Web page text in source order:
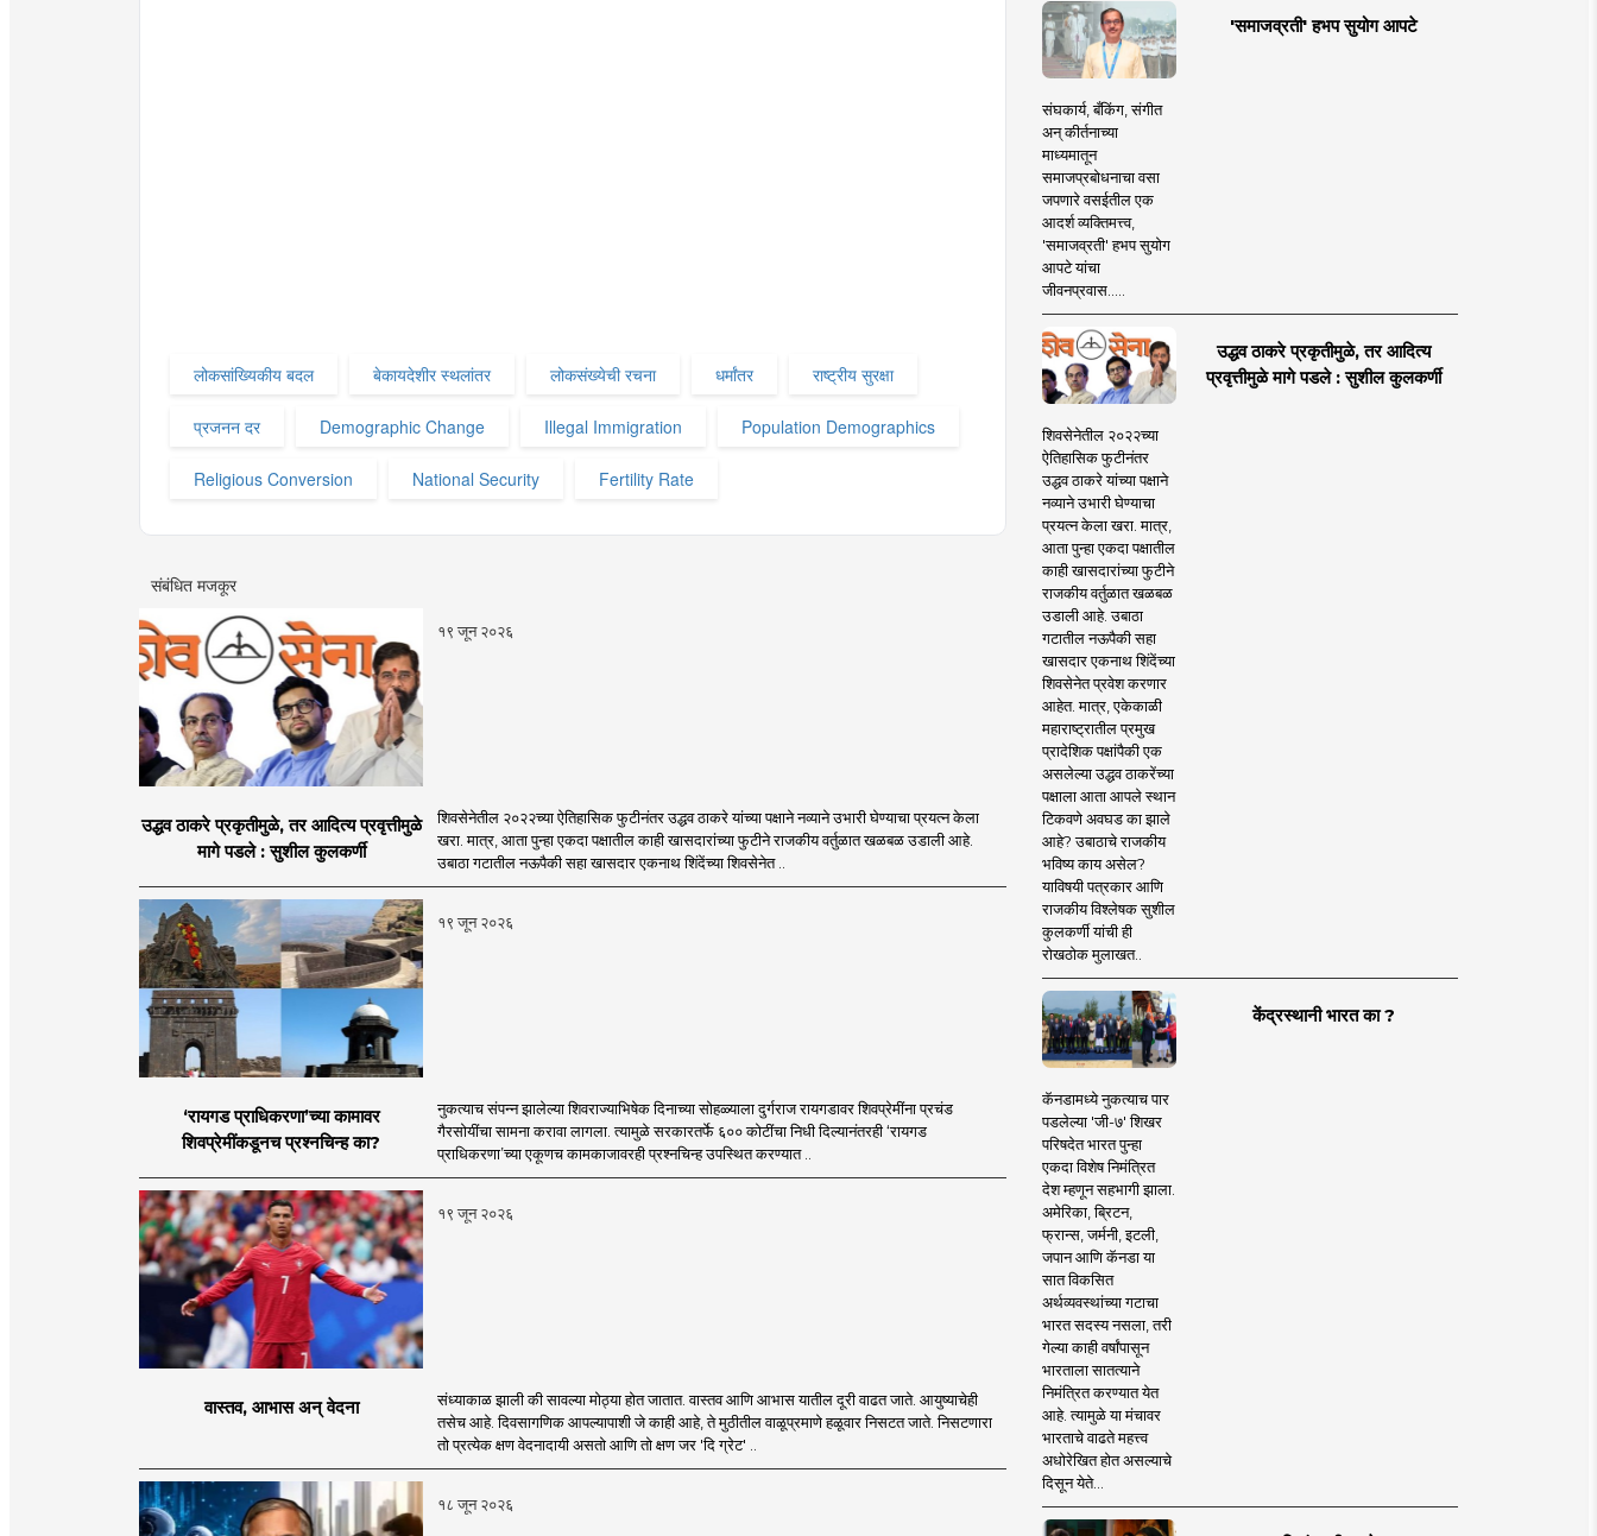
लोकसांख्यिकीय बदल बेकायदेशीर स्थलांतर लोकसंख्येची रचना धर्मांतर राष्ट्रीय सुरक्षा
प्रजनन दर Demographic Change Illegal Immigration Population Demographics
Religious Conversion National Security Fertility Rate
संबंधित मजकूर
१९ जून २०२६
उद्धव ठाकरे प्रकृतीमुळे, तर आदित्य प्रवृत्तीमुळे
मागे पडले : सुशील कुलकर्णी
शिवसेनेतील २०२२च्या ऐतिहासिक फुटीनंतर उद्धव ठाकरे यांच्या पक्षाने नव्याने उभारी घेण्याचा प्रयत्न केला
खरा. मात्र, आता पुन्हा एकदा पक्षातील काही खासदारांच्या फुटीने राजकीय वर्तुळात खळबळ उडाली आहे.
उबाठा गटातील नऊपैकी सहा खासदार एकनाथ शिंदेंच्या शिवसेनेत ..
१९ जून २०२६
‘रायगड प्राधिकरणा’च्या कामावर
शिवप्रेमींकडूनच प्रश्नचिन्ह का?
नुकत्याच संपन्न झालेल्या शिवराज्याभिषेक दिनाच्या सोहळ्याला दुर्गराज रायगडावर शिवप्रेमींना प्रचंड
गैरसोयींचा सामना करावा लागला. त्यामुळे सरकारतर्फे ६०० कोटींचा निधी दिल्यानंतरही ‘रायगड
प्राधिकरणा’च्या एकूणच कामकाजावरही प्रश्नचिन्ह उपस्थित करण्यात ..
१९ जून २०२६
वास्तव, आभास अन् वेदना
संध्याकाळ झाली की सावल्या मोठ्या होत जातात. वास्तव आणि आभास यातील दूरी वाढत जाते. आयुष्याचेही
तसेच आहे. दिवसागणिक आपल्यापाशी जे काही आहे, ते मुठीतील वाळूप्रमाणे हळूवार निसटत जाते. निसटणारा
तो प्रत्येक क्षण वेदनादायी असतो आणि तो क्षण जर 'दि ग्रेट' ..
१८ जून २०२६
'समाजव्रती' हभप सुयोग आपटे
संघकार्य, बँकिंग, संगीत
अन् कीर्तनाच्या
माध्यमातून
समाजप्रबोधनाचा वसा
जपणारे वसईतील एक
आदर्श व्यक्तिमत्त्व,
'समाजव्रती' हभप सुयोग
आपटे यांचा
जीवनप्रवास.....
उद्धव ठाकरे प्रकृतीमुळे, तर आदित्य
प्रवृत्तीमुळे मागे पडले : सुशील कुलकर्णी
शिवसेनेतील २०२२च्या
ऐतिहासिक फुटीनंतर
उद्धव ठाकरे यांच्या पक्षाने
नव्याने उभारी घेण्याचा
प्रयत्न केला खरा. मात्र,
आता पुन्हा एकदा पक्षातील
काही खासदारांच्या फुटीने
राजकीय वर्तुळात खळबळ
उडाली आहे. उबाठा
गटातील नऊपैकी सहा
खासदार एकनाथ शिंदेंच्या
शिवसेनेत प्रवेश करणार
आहेत. मात्र, एकेकाळी
महाराष्ट्रातील प्रमुख
प्रादेशिक पक्षांपैकी एक
असलेल्या उद्धव ठाकरेंच्या
पक्षाला आता आपले स्थान
टिकवणे अवघड का झाले
आहे? उबाठाचे राजकीय
भविष्य काय असेल?
याविषयी पत्रकार आणि
राजकीय विश्लेषक सुशील
कुलकर्णी यांची ही
रोखठोक मुलाखत..
केंद्रस्थानी भारत का ?
कॅनडामध्ये नुकत्याच पार
पडलेल्या 'जी-७' शिखर
परिषदेत भारत पुन्हा
एकदा विशेष निमंत्रित
देश म्हणून सहभागी झाला.
अमेरिका, ब्रिटन,
फ्रान्स, जर्मनी, इटली,
जपान आणि कॅनडा या
सात विकसित
अर्थव्यवस्थांच्या गटाचा
भारत सदस्य नसला, तरी
गेल्या काही वर्षांपासून
भारताला सातत्याने
निमंत्रित करण्यात येत
आहे. त्यामुळे या मंचावर
भारताचे वाढते महत्त्व
अधोरेखित होत असल्याचे
दिसून येते...